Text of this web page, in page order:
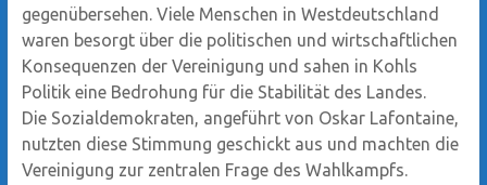
gegenübersehen. Viele Menschen in Westdeutschland
waren besorgt über die politischen und wirtschaftlichen
Konsequenzen der Vereinigung und sahen in Kohls
Politik eine Bedrohung für die Stabilität des Landes.
Die Sozialdemokraten, angeführt von Oskar Lafontaine,
nutzten diese Stimmung geschickt aus und machten die
Vereinigung zur zentralen Frage des Wahlkampfs.